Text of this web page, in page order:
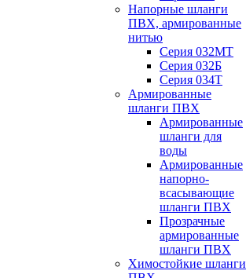
Напорные шланги
ПВХ, армированные
нитью
Серия 032МТ
Серия 032Б
Серия 034Т
Армированные
шланги ПВХ
Армированные
шланги для
воды
Армированные
напорно-
всасывающие
шланги ПВХ
Прозрачные
армированные
шланги ПВХ
Химостойкие шланги